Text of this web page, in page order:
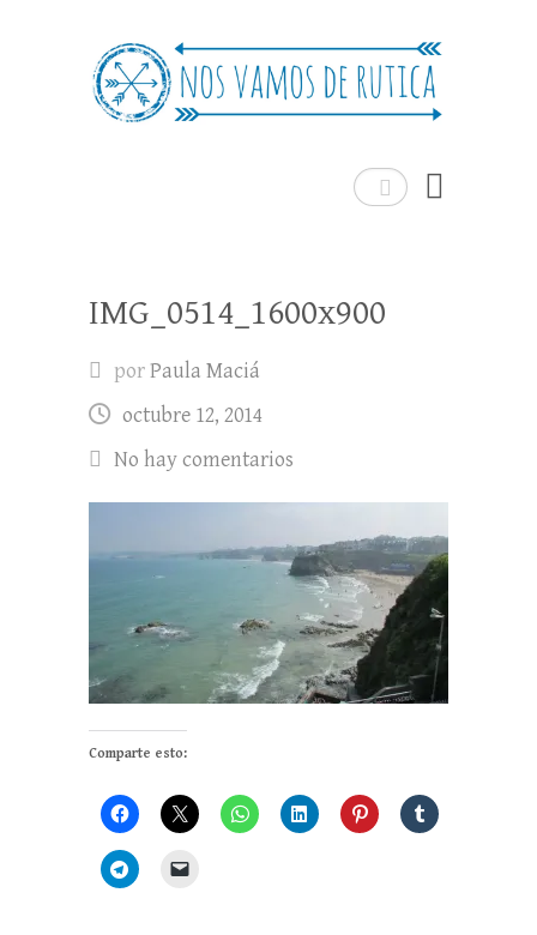
Buscar
Nos Vamos de Rutica
IMG_0514_1600x900
porPaula Maciá
octubre 12, 2014
No hay comentarios
Comparte esto: